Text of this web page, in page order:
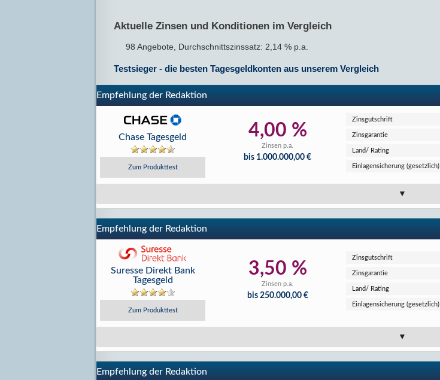
Aktuelle Zinsen und Konditionen im Vergleich
98 Angebote, Durchschnittszinssatz: 2,14 % p.a.
Testsieger - die besten Tagesgeldkonten aus unserem Vergleich
Empfehlung der Redaktion
Chase Tagesgeld
Zum Produkttest
4,00 %
Zinsen p.a.
bis 1.000.000,00 €
Zins­gutschrift
Zins­garantie
Land/ Rating
Einlagen­sicherung (gesetzlich)
Empfehlung der Redaktion
Suresse Direkt Bank
Tagesgeld
Zum Produkttest
3,50 %
Zinsen p.a.
bis 250.000,00 €
Zins­gutschrift
Zins­garantie
Land/ Rating
Einlagen­sicherung (gesetzlich)
Empfehlung der Redaktion